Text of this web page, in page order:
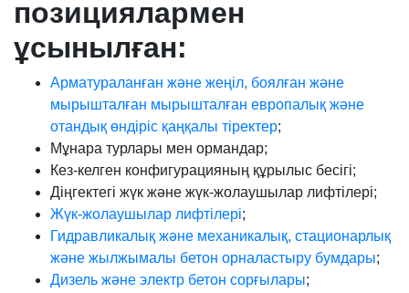
позициялармен
ұсынылған:
Арматураланған және жеңіл, боялған және
мырышталған мырышталған европалық және
отандық өндіріс қаңқалы тіректер;
Мұнара турлары мен ормандар;
Кез-келген конфигурацияның құрылыс бесігі;
Діңгектегі жүк және жүк-жолаушылар лифтілері;
Жүк-жолаушылар лифтілері;
Гидравликалық және механикалық, стационарлық
және жылжымалы бетон орналастыру бумдары;
Дизель және электр бетон сорғылары;